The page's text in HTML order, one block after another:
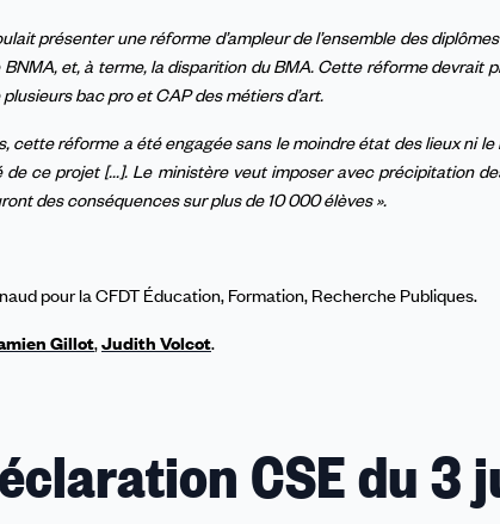
présenter une réforme d’ampleur de l’ensemble des
et, à terme, la disparition du BMA. Cette réforme devrait
bac pro et CAP des métiers d’art.
cette réforme a été engagée sans le moindre état des lieux ni
ce projet [...]. Le ministère veut imposer avec précipitation
des conséquences sur plus de 10 000 élèves ».
pour la CFDT Éducation, Formation, Recherche Publiques.
Gillot,Judith Volcot.
CSE du